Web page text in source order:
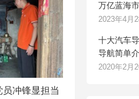
冲锋显担当
万亿蓝海
2023年4月
十大汽车
导航简单
2020年2月